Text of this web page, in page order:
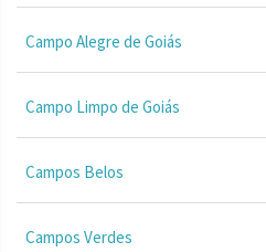
Campo Alegre de Goiás
Campo Limpo de Goiás
Campos Belos
Campos Verdes